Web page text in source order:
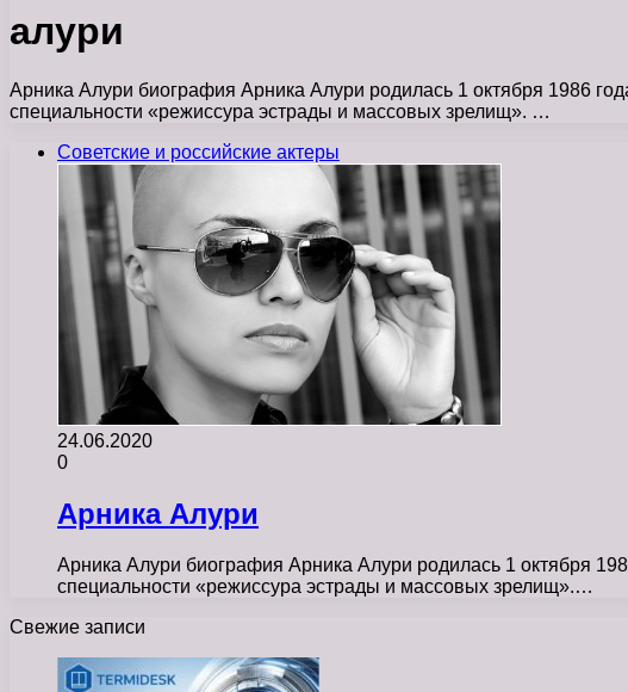
алури
Арника Алури биография Арника Алури родилась 1 октября 1986
специальности «режиссура эстрады и массовых зрелищ». …
Советские и российские актеры
24.06.2020
0
Арника Алури
Арника Алури биография Арника Алури родилась 1 октября
специальности «режиссура эстрады и массовых зрелищ».…
Свежие записи